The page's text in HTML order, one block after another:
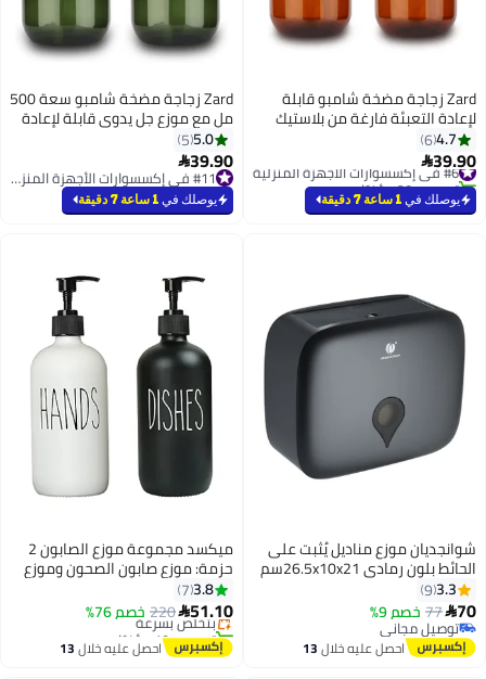
Zard زجاجة مضخة شامبو قابلة
لإعادة التعبئة فارغة من بلاستيك
PET الكهرماني، شامبو، بلسم
وغسول للاستحمام للحمام، المطبخ،
المكتب، غرفة الغسيل،
المستحضرات والمزيد 2PCS
500ml/17oz، بني
4.7
6
39.90
#6 في إكسسوارات الأجهزة المنزلية
تم بيع +20 مؤخرًا
#6 في إكسسوارات الأجهزة المنزلية
يوصلك في1 ساعة 7 دقيقة
Zard زجاجة مضخة شامبو سعة 500
مل مع موزع جل يدوي قابلة لإعادة
الكهرماني، للشامبو، والبلسم،
وغسل الاستحمام للحمام، والمطبخ،
والمكتب، وغرفة الغسيل،
واللوشنات والمزيد، باللون الأخضر
5.0
5
39.90
#11 في إكسسوارات الأجهزة المنزلية
#11 في إكسسوارات الأجهزة المنزلية يوصلك في1 ساعة 7 دقيقة
شوانجديان موزع مناديل يُثبت على
الحائط بلون رمادي 26.5x10x21سم
3.3
9
70
77خصم 9%
توصيل مجاني
توصيل مجانياحصل عليه خلال13
اغسطس
ميكسد مجموعة موزع الصابون 2
حزمة: موزع صابون الصحون وموزع
صابون اليدين - زجاجي سعة 16
أوقية، مضخات بلاستيكية سوداء -
مثالية لديكور المطبخ الأسود
والأبيض
3.8
7
51.10
220خصم 76%
#19 في إكسسوارات الأجهزة المنزلية
توصيل مجاني
بتخلّص بسرعة
تم بيع +10 مؤخرًا
احصل عليه خلال13
اغسطس